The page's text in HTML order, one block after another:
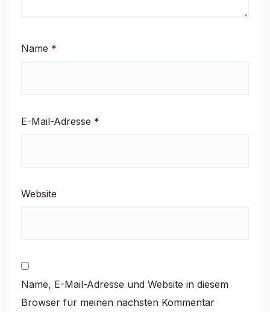
Name *
E-Mail-Adresse *
Website
Name, E-Mail-Adresse und Website in diesem
Browser für meinen nächsten Kommentar